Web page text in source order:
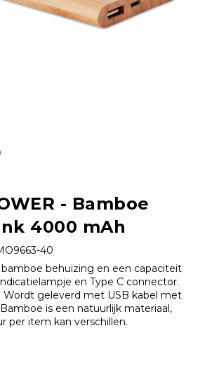
- Bamboe
4000 mAh
40
behuizing en een capaciteit
en Type C connector.
Wordt geleverd met USB kabel met
is een natuurlijk materiaal,
per item kan verschillen.